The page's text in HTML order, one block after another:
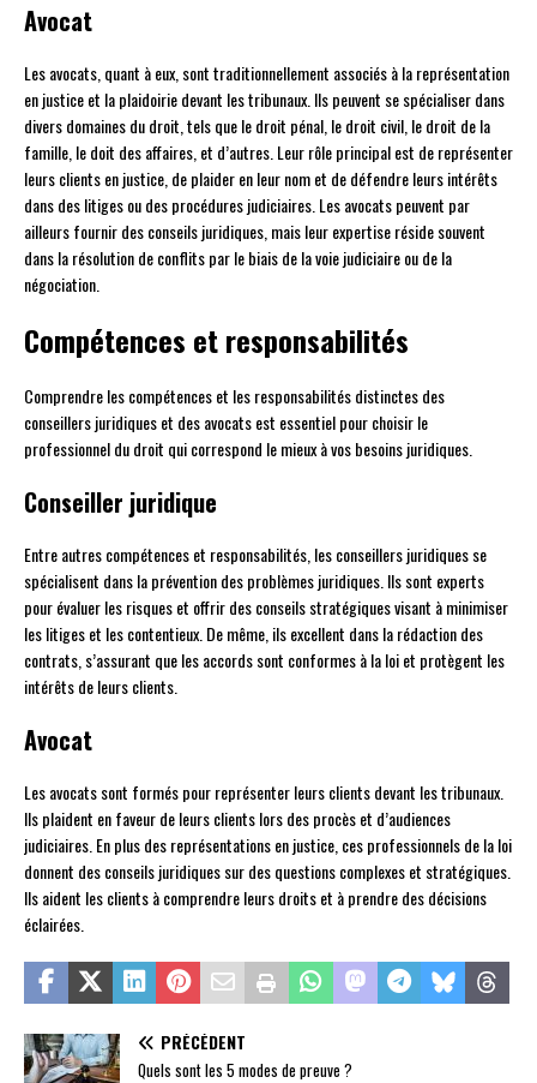
Avocat
Les avocats, quant à eux, sont traditionnellement associés à la représentation
en justice et la plaidoirie devant les tribunaux. Ils peuvent se spécialiser dans
divers domaines du droit, tels que le droit pénal, le droit civil, le droit de la
famille, le doit des affaires, et d’autres. Leur rôle principal est de représenter
leurs clients en justice, de plaider en leur nom et de défendre leurs intérêts
dans des litiges ou des procédures judiciaires. Les avocats peuvent par
ailleurs fournir des conseils juridiques, mais leur expertise réside souvent
dans la résolution de conflits par le biais de la voie judiciaire ou de la
négociation.
Compétences et responsabilités
Comprendre les compétences et les responsabilités distinctes des
conseillers juridiques et des avocats est essentiel pour choisir le
professionnel du droit qui correspond le mieux à vos besoins juridiques.
Conseiller juridique
Entre autres compétences et responsabilités, les conseillers juridiques se
spécialisent dans la prévention des problèmes juridiques. Ils sont experts
pour évaluer les risques et offrir des conseils stratégiques visant à minimiser
les litiges et les contentieux. De même, ils excellent dans la rédaction des
contrats, s’assurant que les accords sont conformes à la loi et protègent les
intérêts de leurs clients.
Avocat
Les avocats sont formés pour représenter leurs clients devant les tribunaux.
Ils plaident en faveur de leurs clients lors des procès et d’audiences
judiciaires. En plus des représentations en justice, ces professionnels de la loi
donnent des conseils juridiques sur des questions complexes et stratégiques.
Ils aident les clients à comprendre leurs droits et à prendre des décisions
éclairées.
PRÉCÉDENT
Quels sont les 5 modes de preuve ?